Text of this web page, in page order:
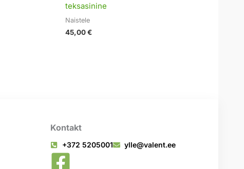
teksasinine
Naistele
45,00€
Kontakt
+372 5205001 ylle@valent.ee